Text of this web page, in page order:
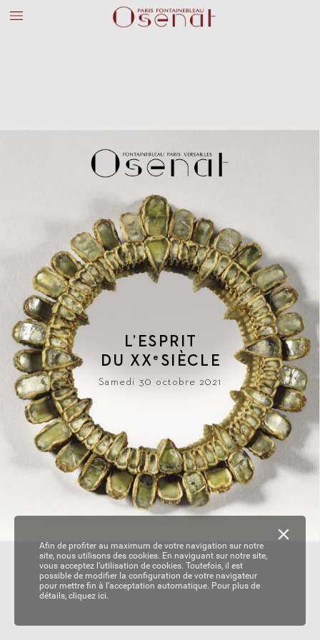
L’ESPRIT
DU XX e SIÈCLE
Samedi 30 octobre 2021
Afin de profiter au maximum de votre navigation sur notre
site, nous utilisons des cookies. En naviguant sur notre site,
vous acceptez l’utilisation de cookies. Toutefois, il est
possible de modifier la configuration de votre navigateur
pour mettre fin à l’acceptation automatique. Pour plus de
détails, cliquez ici.